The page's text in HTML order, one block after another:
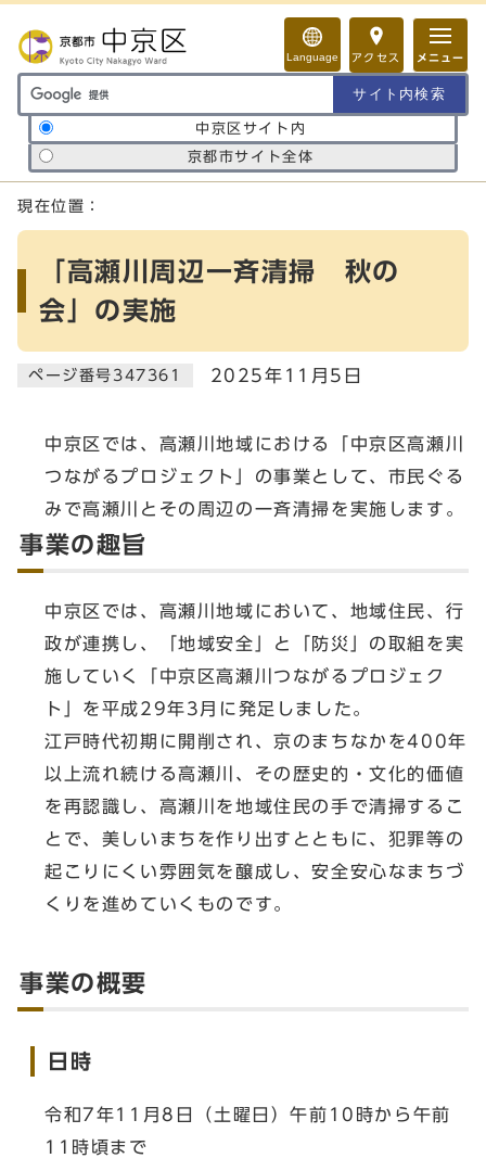
Language アクセス メニュー
サイト内検索の範囲
中京区サイト内
京都市サイト全体
ここから本文です
現在位置：
「高瀬川周辺一斉清掃 秋の
会」の実施
ページ番号347361 2025年11月5日
中京区では、高瀬川地域における「中京区高瀬川
つながるプロジェクト」の事業として、市民ぐる
みで高瀬川とその周辺の一斉清掃を実施します。
事業の趣旨
中京区では、高瀬川地域において、地域住民、行
政が連携し、「地域安全」と「防災」の取組を実
施していく「中京区高瀬川つながるプロジェク
ト」を平成29年3月に発足しました。
江戸時代初期に開削され、京のまちなかを400年
以上流れ続ける高瀬川、その歴史的・文化的価値
を再認識し、高瀬川を地域住民の手で清掃するこ
とで、美しいまちを作り出すとともに、犯罪等の
起こりにくい雰囲気を醸成し、安全安心なまちづ
くりを進めていくものです。
事業の概要
日時
令和7年11月8日（土曜日）午前10時から午前
11時頃まで